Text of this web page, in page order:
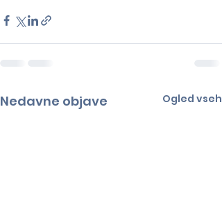
Nedavne objave Ogled vseh